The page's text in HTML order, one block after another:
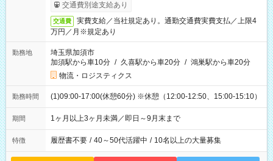
交通費別途支給あり
交通費
実費支給／当社規定あり。通勤交通費実費支払／上限4
万円／月※規定あり
勤務地
埼玉県加須市
加須駅から車10分 / 久喜駅から車20分 / 鴻巣駅から車20分
物流・ロジスティクス
勤務時間 (1)09:00-17:00(休憩60分) ※休憩（12:00-12:50、15:00-15:10）
期間 1ヶ月以上3ヶ月未満／即日～9月末まで
特徴 履歴書不要 / 40～50代活躍中 / 10名以上の大量募集